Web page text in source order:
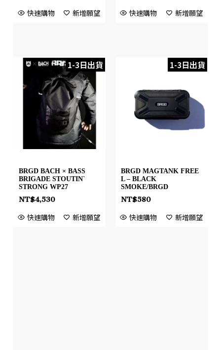
快速購物 新增願望 快速購物 新增願望
1-3日出貨
BRGD BACH × BASS
BRIGADE STOUTIN`
STRONG WP27
NT$4,530
快速購物 新增願望
1-3日出貨
BRGD MAGTANK FREE
L – BLACK
SMOKE/BRGD
NT$580
快速購物 新增願望